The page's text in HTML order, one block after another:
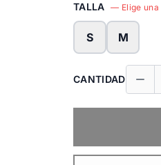
TALLA — Elige una
S M
CANTIDAD